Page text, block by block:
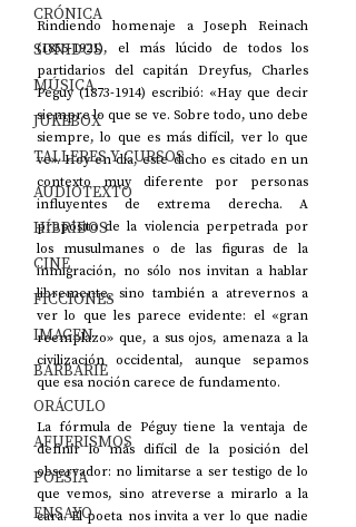
CRÓNICA
SONIDOS
MÚSICA
JUKEBOX
TALLERES Y CURSOS
AUDIOTEXTO
HÍBRIDOS
CINE
FICCIONES
IMAGEN
BARBARIE
ORÁCULO
AFUERISMOS
POESÍA
ENSAYO
Rindiendo homenaje a Joseph Reinach
(1856-1921), el más lúcido de todos los
partidarios del capitán Dreyfus, Charles
Péguy (1873-1914) escribió: «Hay que decir
siempre lo que se ve. Sobre todo, uno debe
siempre, lo que es más difícil, ver lo que
ve». Hoy en día, este dicho es citado en un
contexto muy diferente por personas
influyentes de extrema derecha. A
propósito de la violencia perpetrada por
los musulmanes o de las figuras de la
inmigración, no sólo nos invitan a hablar
libremente, sino también a atrevernos a
ver lo que les parece evidente: el «gran
reemplazo» que, a sus ojos, amenaza a la
civilización occidental, aunque sepamos
que esa noción carece de fundamento.
La fórmula de Péguy tiene la ventaja de
definir lo más difícil de la posición del
observador: no limitarse a ser testigo de lo
que vemos, sino atreverse a mirarlo a la
cara. El poeta nos invita a ver lo que nadie